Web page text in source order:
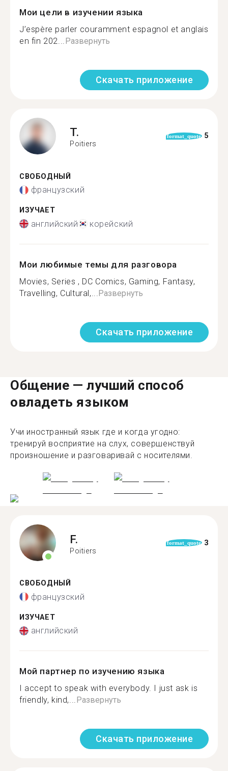
Мои цели в изучении языка
J’espère parler couramment espagnol et anglais
en fin 202... Развернуть
Скачать приложение
T.
Poitiers
format_quote 5
СВОБОДНЫЙ
французский
ИЗУЧАЕТ
английский корейский
Мои любимые темы для разговора
Movies, Series , DC Comics, Gaming, Fantasy,
Travelling, Cultural,... Развернуть
Скачать приложение
Общение — лучший способ
овладеть языком
Учи иностранный язык где и когда угодно:
тренируй восприятие на слух, совершенствуй
произношение и разговаривай с носителями.
F.
Poitiers
format_quote 3
СВОБОДНЫЙ
французский
ИЗУЧАЕТ
английский
Мой партнер по изучению языка
I accept to speak with everybody. I just ask is
friendly, kind,...Развернуть
Скачать приложение